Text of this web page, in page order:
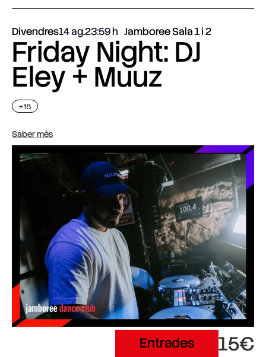
Divendres14 ag.23:59 Jamboree Sala 1 i 2
Friday Night: DJ
Eley + Muuz
+18
Saber més
Entrades 15€